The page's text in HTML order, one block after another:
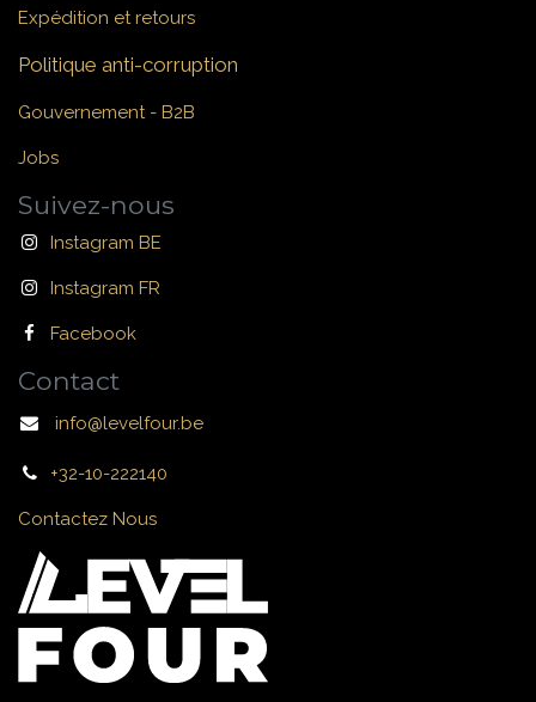
Expédition et retours
Politique anti-corruption
Gouvernement - B2B
Jobs
Suivez-nous
Instagram BE
Instagram FR
Facebook
Contact
info@levelfour.be
+32-10-222140
Contactez Nous